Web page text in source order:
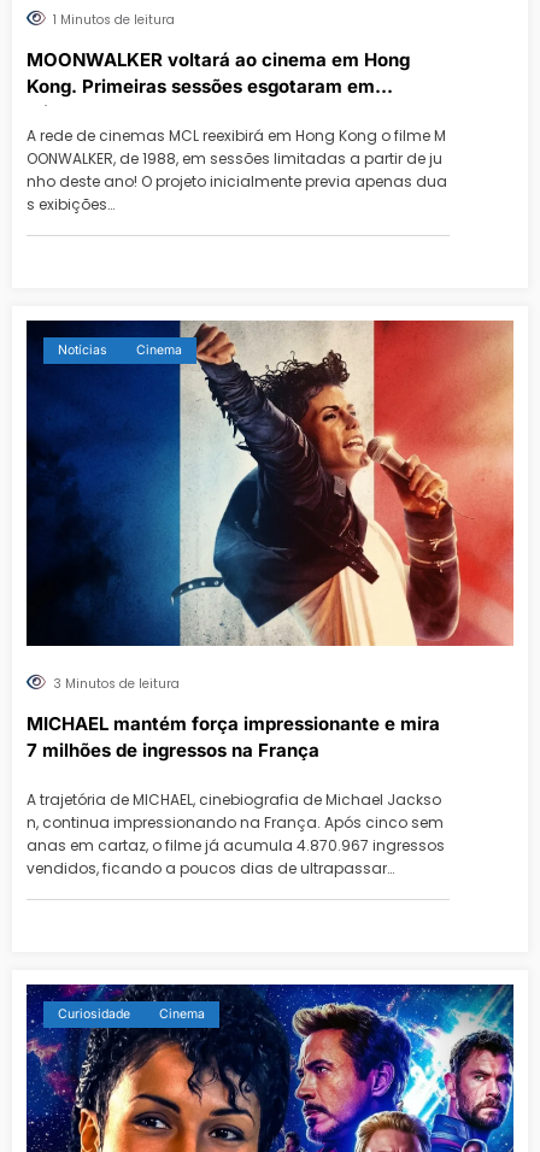
1 Minutos de leitura
MOONWALKER voltará ao cinema em Hong
Kong. Primeiras sessões esgotaram em
minutos
A rede de cinemas MCL reexibirá em Hong Kong o filme M
OONWALKER, de 1988, em sessões limitadas a partir de ju
nho deste ano! O projeto inicialmente previa apenas dua
s exibições…
Notícias Cinema
3 Minutos de leitura
MICHAEL mantém força impressionante e mira
7 milhões de ingressos na França
A trajetória de MICHAEL, cinebiografia de Michael Jackso
n, continua impressionando na França. Após cinco sem
anas em cartaz, o filme já acumula 4.870.967 ingressos
vendidos, ficando a poucos dias de ultrapassar…
Curiosidade Cinema